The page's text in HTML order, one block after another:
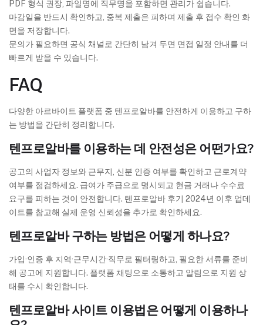
PDF 형식 권장, 파일명에 직무명을 포함하면 관리가 쉽습니다.
마감일을 반드시 확인하고, 중복 제출은 피하며 제출 후 접수 확인 화
면을 저장합니다.
문의가 필요하면 공식 채널로 간단히 남겨 두면 면접 일정 안내를 더
빠르게 받을 수 있습니다.
FAQ
다양한 아르바이트 플랫폼 중 텐프로알바를 안전하게 이용하고 구하
는 방법을 간단히 정리합니다.
텐프로알바를 이용하는 데 안전성은 어떤가요?
공고의 사업자 정보와 근무지, 신분 인증 여부를 확인하고 근로계약
여부를 점검하세요. 급여가 주급으로 명시되고 현금 거래나 수수료
요구를 피하는 것이 안전합니다. 텐프로알바 후기 2024년 이후 업데
이트를 참고해 실제 운영 신뢰성을 추가로 확인하세요.
텐프로알바 구하는 방법은 어떻게 하나요?
가입·인증 후 지역·근무시간·직무로 필터링하고, 필요한 서류를 준비
해 공고에 지원합니다. 플랫폼 채팅으로 소통하고 알림으로 지원 상
태를 수시 확인합니다.
텐프로알바 사이트 이용법은 어떻게 이용하나